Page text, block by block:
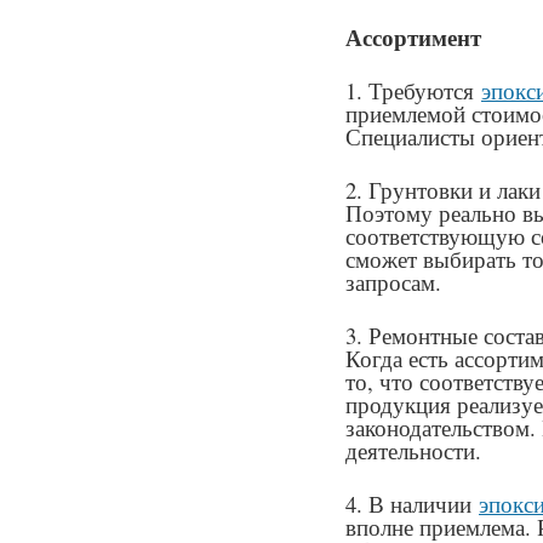
Ассортимент
1. Требуются
приемлемой
Специалисты
2. Грунтовки и
Поэтому реально
соответствующую
сможет выбирать
запросам.
3. Ремонтные
Когда есть
то, что
продукция
деятельности.
4. В наличии
вполне приемлема.